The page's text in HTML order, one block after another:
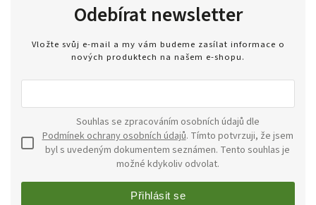
Odebírat newsletter
Vložte svůj e-mail a my vám budeme zasílat informace o
nových produktech na našem e-shopu.
Podmínek ochrany osobních údajů. Tímto potvrzuji, že jsem
byl s uvedeným dokumentem seznámen. Tento souhlas je
možné kdykoliv odvolat.
Přihlásit se